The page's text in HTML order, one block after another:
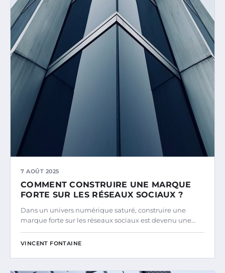
7 AOÛT 2025
COMMENT CONSTRUIRE UNE MARQUE
FORTE SUR LES RÉSEAUX SOCIAUX ?
Dans un univers numérique saturé, construire une
marque forte sur les réseaux sociaux est devenu une…
VINCENT FONTAINE